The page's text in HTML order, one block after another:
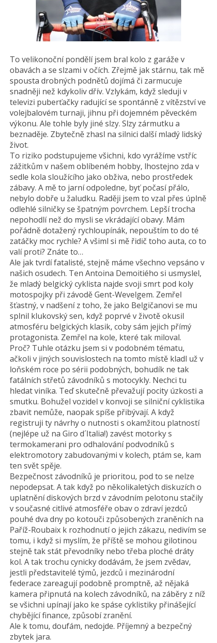
To velikonoční pondělí jsem bral kolo z garáže v
obavách a se slzami v očích. Zřejmě jak stárnu, tak mě
spousta drobných podnětů dojímá či zarmucuje
snadněji než kdykoliv dřív. Vzlykám, když sleduji v
televizi puberťačky radující se spontánně z vítězství ve
volejbalovém turnaji, jihnu při dojemném pěveckém
výkonu. Ale tohle byly jiné slzy. Slzy zármutku a
beznaděje. Zbytečně zhasl na silnici další mladý lidský
život.
To riziko podstupujeme všichni, kdo vyrážíme vstříc
zážitkům v našem oblíbeném hobby, lhostejno zda v
sedle kola sloužícího jako obživa, nebo prostředek
zábavy. A mě to jarní odpoledne, byť počasí přálo,
nebylo dobře u žaludku. Raději jsem to vzal přes úplně
odlehlé silničky se špatným povrchem. Lepší trocha
nepohodlí než do mysli se vkrádající obavy. Mám
pořádně dotažený rychloupínák, nepouštím to do té
zatáčky moc rychle? A všiml si mě řidič toho auta, co to
valí proti? Znáte to…
Ale jak tvrdí fatalisté, stejně máme všechno vepsáno v
našich osudech. Ten Antoina Demoitiého si usmyslel,
že mladý belgický cyklista najde svoji smrt pod koly
motospojky při závodě Gent-Wevelgem. Zemřel
šťastný, v nadšení z toho, že jako Belgičanovi se mu
splnil klukovský sen, když poprvé v životě okusil
atmosféru belgických klasik, coby sám jejich přímý
protagonista. Zemřel na kole, které tak miloval.
Proč? Tuhle otázku jsem si v podobném tématu,
ačkoli v jiných souvislostech na tomto místě kladl už v
loňském roce po sérii podobných, bohudík ne tak
fatálních střetů závodníků s motocykly. Nechci tu
hledat viníka. Teď skutečně převažují pocity úzkosti a
smutku. Bohužel vozidel v konvoji se silniční cyklistika
zbavit nemůže, naopak spíše přibývají. A když
registruji ty návrhy o nutnosti s okamžitou platností
(nejlépe už na Giro d´Italia!) zavést motorky s
termokamerani pro odhalování podvodníků s
elektromotory zabudovanými v kolech, ptám se, kam
ten svět spěje.
Bezpečnost závodníků je prioritou, pod to se nelze
nepodepsat. A tak když po několikaletých diskuzích o
uplatnění diskových brzd v závodním pelotonu stačily
v současné citlivé atmosféře obav o zdraví jezdců
pouhé dva dny po kotouči způsobených zraněních na
Paříž-Roubaix k rozhodnutí o jejich zákazu, nedivím se
tomu, i když si myslím, že příště se mohou gilotinou
stejně tak stát převodníky nebo třeba ploché dráty
kol. A tak trochu cynicky dodávám, že jsem zvědav,
jestli představitelé týmů, jezdců i mezinárodní
federace zareagují podobně promptně, až nějaká
kamera připnutá na kolech závodníků, na záběry z níž
se všichni upínají jako ke spáse cyklistiky přinášející
chybějící finance, způsobí zranění.
Ale k tomu, doufám, nedojde. Příjemný a bezpečný
zbytek jara.